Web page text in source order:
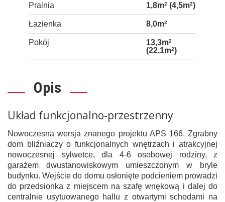
Pralnia 1,8m2(4,5m2)
Łazienka 8,0m2
Pokój 13,3m2
(22,1m2)
Opis
Układ funkcjonalno-przestrzenny
Nowoczesna wersja znanego projektu APS 166. Zgrabny
dom bliźniaczy o funkcjonalnych wnętrzach i atrakcyjnej
nowoczesnej sylwetce, dla 4-6 osobowej rodziny, z
garażem dwustanowiskowym umieszczonym w bryle
budynku. Wejście do domu osłonięte podcieniem prowadzi
do przedsionka z miejscem na szafę wnękową i dalej do
centralnie usytuowanego hallu z otwartymi schodami na